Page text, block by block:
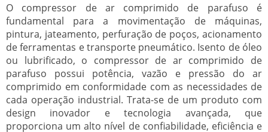
O compressor de ar comprimido de parafuso é
fundamental para a movimentação de máquinas,
pintura, jateamento, perfuração de poços, acionamento
de ferramentas e transporte pneumático. Isento de óleo
ou lubrificado, o compressor de ar comprimido de
parafuso possui potência, vazão e pressão do ar
comprimido em conformidade com as necessidades de
cada operação industrial. Trata-se de um produto com
design inovador e tecnologia avançada, que
proporciona um alto nível de confiabilidade, eficiência e